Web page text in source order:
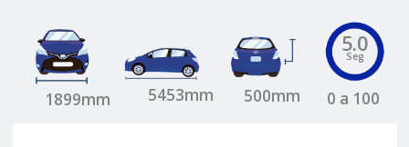
1899mm 5453mm 500mm
5.0
Seg
0 a 100